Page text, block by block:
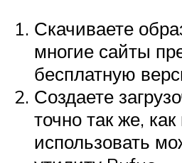
Скачиваете
многие сайты
бесплатную
Создаете
точно так же,
использовать